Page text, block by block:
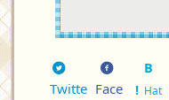
Twitte Face
Hat